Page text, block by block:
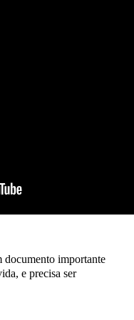
documento importante
e precisa ser